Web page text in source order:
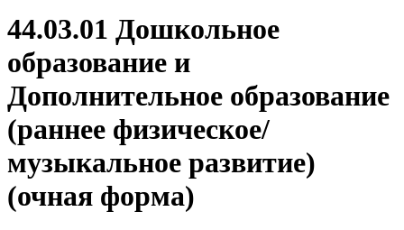
44.03.01 Дошкольное
образование и
Дополнительное образование
(раннее физическое/
музыкальное развитие)
(очная форма)